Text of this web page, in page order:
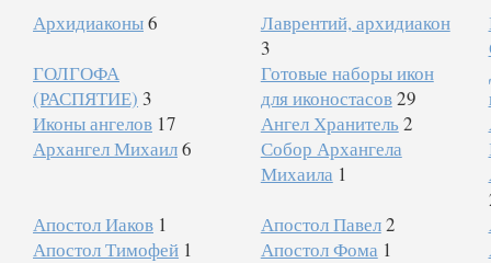
Архидиаконы6
Лаврентий, архидиакон
3
ГОЛГОФА
(РАСПЯТИЕ) 3
Готовые наборы икон
для иконостасов29
Иконы ангелов 17 Ангел Хранитель2
Архангел Михаил6
Собор Архангела
Михаила 1
Апостол Иаков 1 Апостол Павел2
Апостол Тимофей 1 Апостол Фома 1